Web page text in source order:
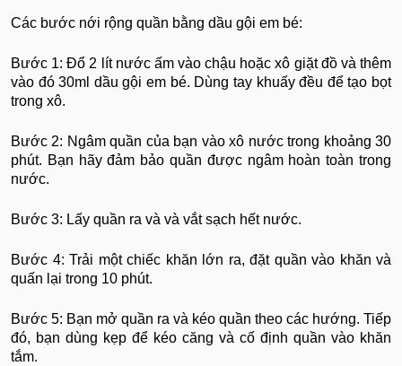
Các bước nới rộng quần bằng dầu gội em bé:
Bước 1: Đổ 2 lít nước ấm vào chậu hoặc xô giặt đồ và thêm
vào đó 30ml dầu gội em bé. Dùng tay khuấy đều để tạo bọt
trong xô.
Bước 2: Ngâm quần của bạn vào xô nước trong khoảng 30
phút. Bạn hãy đảm bảo quần được ngâm hoàn toàn trong
nước.
Bước 3: Lấy quần ra và và vắt sạch hết nước.
Bước 4: Trải một chiếc khăn lớn ra, đặt quần vào khăn và
quấn lại trong 10 phút.
Bước 5: Bạn mở quần ra và kéo quần theo các hướng. Tiếp
đó, bạn dùng kẹp để kéo căng và cố định quần vào khăn
tắm.